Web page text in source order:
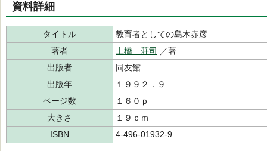
資料詳細
タイトル
教育者としての島木赤彦
著者
土橋 荘司
／著
出版者
同友館
出版年
１９９２．９
ページ数
１６０ｐ
大きさ
１９ｃｍ
ISBN
4-496-01932-9